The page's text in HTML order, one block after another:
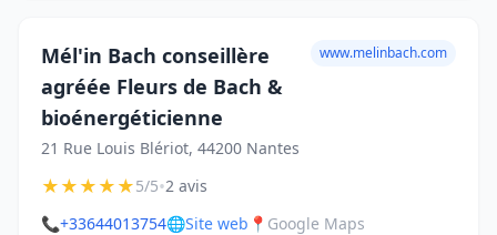
Mél'in Bach conseillère
agréée Fleurs de Bach &
bioénergéticienne
21 Rue Louis Blériot, 44200 Nantes
www.melinbach.com
★★★★★5/5•2 avis
📞+33644013754🌐Site web 📍 Google Maps